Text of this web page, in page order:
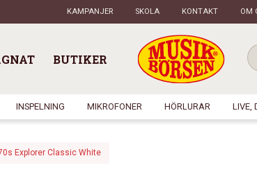
KAMPANJER SKOLA KONTAKT OM
BUTIKER
INSPELNING MIKROFONER HÖRLURAR LIVE,
Explorer Classic White